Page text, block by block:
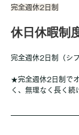
完全週休2日制
休日休暇制
完全週休2日制（シフ
★完全週休2日制で
く、無理なく長く続